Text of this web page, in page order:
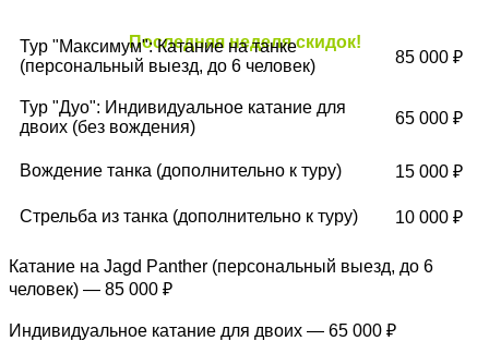
Последняя неделя скидок!
Тур "Максимум": Катание на танке
(персональный выезд, до 6 человек)
85 000 ₽
Тур "Дуо": Индивидуальное катание для
двоих (без вождения)
65 000 ₽
Вождение танка (дополнительно к туру) 15 000 ₽
Стрельба из танка (дополнительно к туру) 10 000 ₽
Катание на Jagd Panther (персональный выезд, до 6
человек) — 85 000 ₽
Индивидуальное катание для двоих — 65 000 ₽